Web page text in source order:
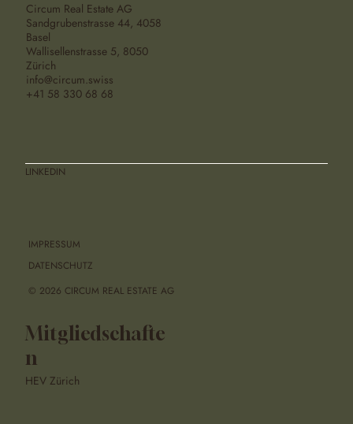
Neubau- & Sanierungsprojekt in
Circum Real Estate AG
Sandgrubenstrasse 44, 4058
Basel
Wallisellenstrasse 5, 8050
Zürich
info@circum.swiss
+41 58 330 68 68
Mitgliedschafte
n
HEV Zürich
LINKEDIN
IMPRESSUM
DATENSCHUTZ
© 2026 CIRCUM REAL ESTATE AG